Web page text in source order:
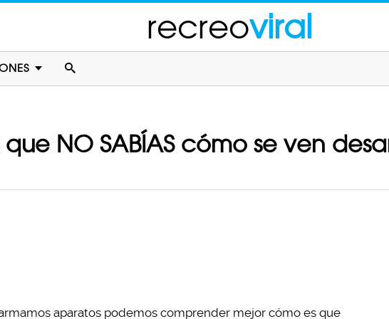
recreoviral
NO SABÍAS cómo se ven
aparatos podemos comprender mejor cómo es que